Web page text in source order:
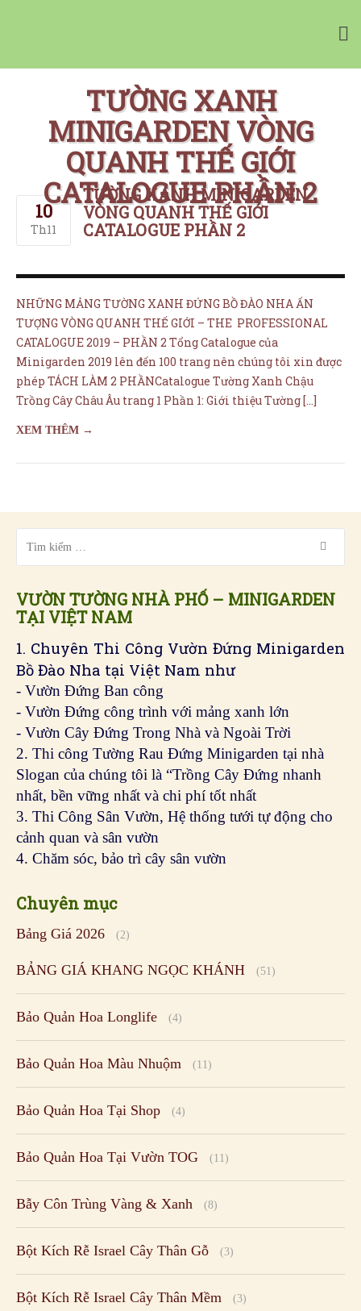
NHÀ CUNG CẤP
CHẬU CÂY CHÂU ÂU
BẢNG GIÁ MINIGARDEN
Giỏ hàng
TƯỜNG XANH
MINIGARDEN VÒNG
QUANH THẾ GIỚI
CATALOGUE PHẦN 2
10
Th11
TƯỜNG XANH MINIGARDEN
VÒNG QUANH THẾ GIỚI
CATALOGUE PHẦN 2
NHỮNG MẢNG TƯỜNG XANH ĐỨNG BỒ ĐÀO NHA ẤN
TƯỢNG VÒNG QUANH THẾ GIỚI – THE PROFESSIONAL
CATALOGUE 2019 – PHẦN 2 Tổng Catalogue của
Minigarden 2019 lên đến 100 trang nên chúng tôi xin được
phép TÁCH LÀM 2 PHẦNCatalogue Tường Xanh Chậu
Trồng Cây Châu Âu trang 1 Phần 1: Giới thiệu Tường […]
XEM THÊM →
VƯỜN TƯỜNG NHÀ PHỐ – MINIGARDEN
TẠI VIỆT NAM
1. Chuyên Thi Công Vườn Đứng Minigarden
Bồ Đào Nha tại Việt Nam như
- Vườn Đứng Ban công
- Vườn Đứng công trình với mảng xanh lớn
- Vườn Cây Đứng Trong Nhà và Ngoài Trời
2. Thi công Tường Rau Đứng Minigarden tại nhà
Slogan của chúng tôi là “Trồng Cây Đứng nhanh
nhất, bền vững nhất và chi phí tốt nhất
3. Thi Công Sân Vườn, Hệ thống tưới tự động cho
cảnh quan và sân vườn
4. Chăm sóc, bảo trì cây sân vườn
Chuyên mục
Bảng Giá 2026 (2)
BẢNG GIÁ KHANG NGỌC KHÁNH (51)
Bảo Quản Hoa Longlife (4)
Bảo Quản Hoa Màu Nhuộm (11)
Bảo Quản Hoa Tại Shop (4)
Bảo Quản Hoa Tại Vườn TOG (11)
Bẫy Côn Trùng Vàng & Xanh (8)
Bột Kích Rễ Israel Cây Thân Gỗ (3)
Bột Kích Rễ Israel Cây Thân Mềm (3)